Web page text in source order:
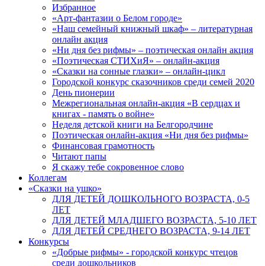
Избранное
«Арт-фантазии о Белом городе»
«Наш семейный книжный шкаф» – литературная
онлайн акция
«Ни дня без рифмы» – поэтическая онлайн акция
«Поэтическая СТИХиЯ» – онлайн-акция
«Сказки на сонные глазки» – онлайн-цикл
Городской конкурс сказочников среди семей 2020
День пионерии
Межрегиональная онлайн-акция «В сердцах и
книгах - память о войне»
Неделя детской книги на Белгородчине
Поэтическая онлайн-акция «Ни дня без рифмы»
Финансовая грамотность
Читают папы
Я скажу тебе сокровенное слово
Коллегам
«Сказки на ушко»
ДЛЯ ДЕТЕЙ ДОШКОЛЬНОГО ВОЗРАСТА, 0-5
ЛЕТ
ДЛЯ ДЕТЕЙ МЛАДШЕГО ВОЗРАСТА, 5-10 ЛЕТ
ДЛЯ ДЕТЕЙ СРЕДНЕГО ВОЗРАСТА, 9-14 ЛЕТ
Конкурсы
«Добрые рифмы» - городской конкурс чтецов
среди дошкольников